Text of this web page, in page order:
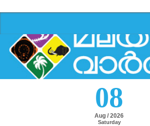
08
Aug / 2026
Saturday